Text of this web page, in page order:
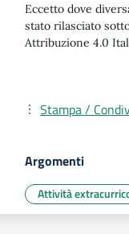
Eccetto dove
stato rilasciato
Attribuzione 4.0
Stampa /
Argomenti
Attività